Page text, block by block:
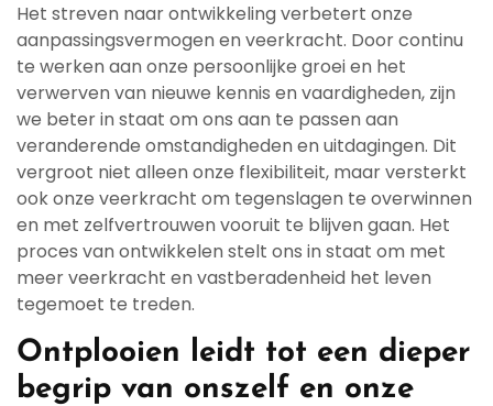
Het streven naar ontwikkeling verbetert onze
aanpassingsvermogen en veerkracht. Door continu
te werken aan onze persoonlijke groei en het
verwerven van nieuwe kennis en vaardigheden, zijn
we beter in staat om ons aan te passen aan
veranderende omstandigheden en uitdagingen. Dit
vergroot niet alleen onze flexibiliteit, maar versterkt
ook onze veerkracht om tegenslagen te overwinnen
en met zelfvertrouwen vooruit te blijven gaan. Het
proces van ontwikkelen stelt ons in staat om met
meer veerkracht en vastberadenheid het leven
tegemoet te treden.
Ontplooien leidt tot een dieper
begrip van onszelf en onze